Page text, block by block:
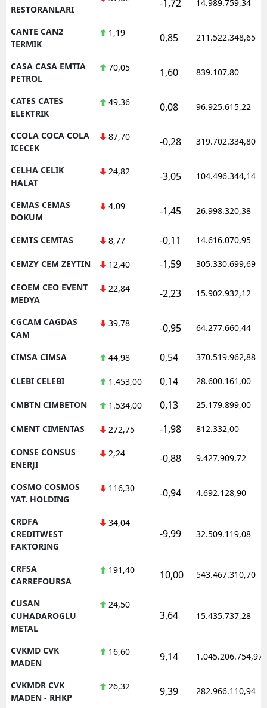
RESTORANLARI
-1,72 14.989.759,34
CANTE CAN2
TERMIK
1,19 0,85 211.522.348,65
CASA CASA EMTIA
PETROL
70,05 1,60 839.107,80
CATES CATES
ELEKTRIK
49,36 0,08 96.925.615,22
CCOLA COCA COLA
ICECEK
87,70 -0,28 319.702.334,80
CELHA CELIK
HALAT
24,82 -3,05 104.496.344,14
CEMAS CEMAS
DOKUM
4,09 -1,45 26.998.320,38
CEMTS CEMTAS 8,77 -0,11 14.616.070,95
CEMZY CEM ZEYTIN 12,40 -1,59 305.330.699,69
CEOEM CEO EVENT
MEDYA
22,84 -2,23 15.902.932,12
CGCAM CAGDAS
CAM
39,78 -0,95 64.277.660,44
CIMSA CIMSA 44,98 0,54 370.519.962,88
CLEBI CELEBI 1.453,00 0,14 28.600.161,00
CMBTN CIMBETON 1.534,00 0,13 25.179.899,00
CMENT CIMENTAS 272,75 -1,98 812.332,00
CONSE CONSUS
ENERJI
2,24 -0,88 9.427.909,72
COSMO COSMOS
YAT. HOLDING
116,30 -0,94 4.692.128,90
CRDFA
CREDITWEST
FAKTORING
34,04
-9,99 32.509.119,08
CRFSA
CARREFOURSA
191,40 10,00 543.467.310,70
CUSAN
CUHADAROGLU
METAL
24,50
3,64 15.435.737,28
CVKMD CVK
MADEN
16,60 9,14 1.045.206.754,97
CVKMDR CVK
MADEN - RHKP
26,32 9,39 282.966.110,94